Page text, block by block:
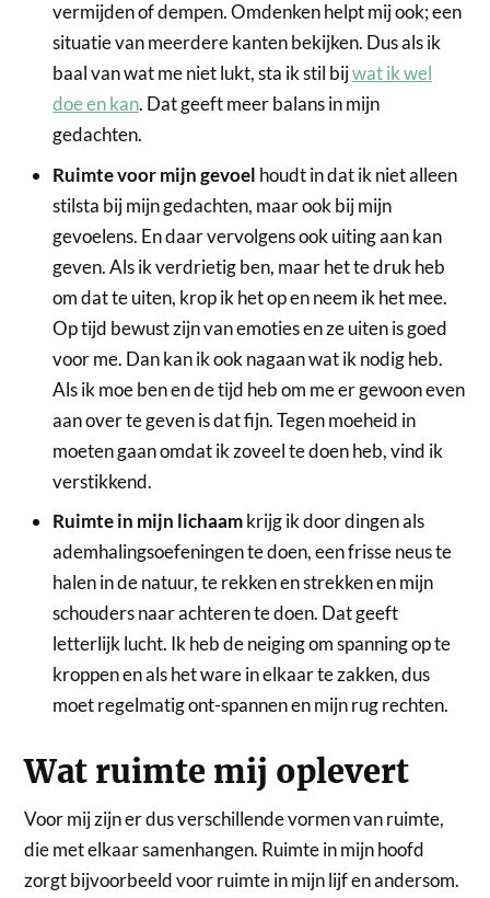
vermijden of dempen. Omdenken helpt mij ook; een
situatie van meerdere kanten bekijken. Dus als ik
baal van wat me niet lukt, sta ik stil bijwat ik wel
doe en kan. Dat geeft meer balans in mijn
gedachten.
Ruimte voor mijn gevoel houdt in dat ik niet alleen
stilsta bij mijn gedachten, maar ook bij mijn
gevoelens. En daar vervolgens ook uiting aan kan
geven. Als ik verdrietig ben, maar het te druk heb
om dat te uiten, krop ik het op en neem ik het mee.
Op tijd bewust zijn van emoties en ze uiten is goed
voor me. Dan kan ik ook nagaan wat ik nodig heb.
Als ik moe ben en de tijd heb om me er gewoon even
aan over te geven is dat fijn. Tegen moeheid in
moeten gaan omdat ik zoveel te doen heb, vind ik
verstikkend.
Ruimte in mijn lichaamkrijg ik door dingen als
ademhalingsoefeningen te doen, een frisse neus te
halen in de natuur, te rekken en strekken en mijn
schouders naar achteren te doen. Dat geeft
letterlijk lucht. Ik heb de neiging om spanning op te
kroppen en als het ware in elkaar te zakken, dus
moet regelmatig ont-spannen en mijn rug rechten.
Wat ruimte mij oplevert
Voor mij zijn er dus verschillende vormen van ruimte,
die met elkaar samenhangen. Ruimte in mijn hoofd
zorgt bijvoorbeeld voor ruimte in mijn lijf en andersom.